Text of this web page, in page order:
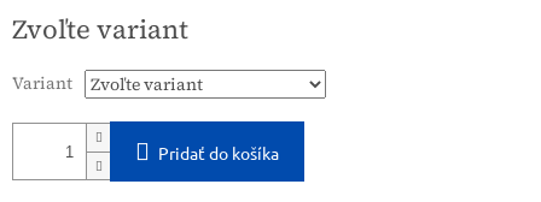
cena:
Zvoľte variant
Variant
Pridať do košíka